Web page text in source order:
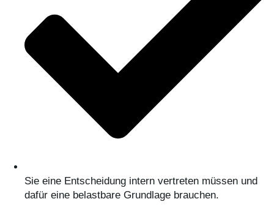
Sie eine Entscheidung intern vertreten müssen und
dafür eine belastbare Grundlage brauchen.